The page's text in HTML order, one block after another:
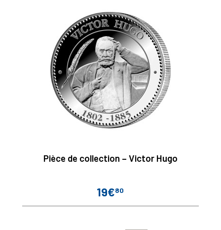
Pièce de collection – Victor Hugo
Prix
19€80